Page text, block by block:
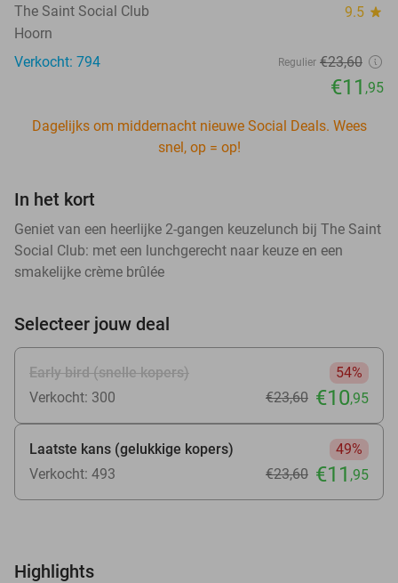
The Saint Social Club 9.5 star
Hoorn
Verkocht: 794
Regulier €23,60
€11 ,95
Dagelijks om middernacht nieuwe Social Deals. Wees
snel, op = op!
In het kort
Geniet van een heerlijke 2-gangen keuzelunch bij The Saint
Social Club: met een lunchgerecht naar keuze en een
smakelijke crème brûlée
Selecteer jouw deal
Early bird (snelle kopers)
54%
Verkocht: 300
€23,60 €10,95
Laatste kans (gelukkige kopers)
49%
Verkocht: 493
€23,60 €11 ,95
Highlights